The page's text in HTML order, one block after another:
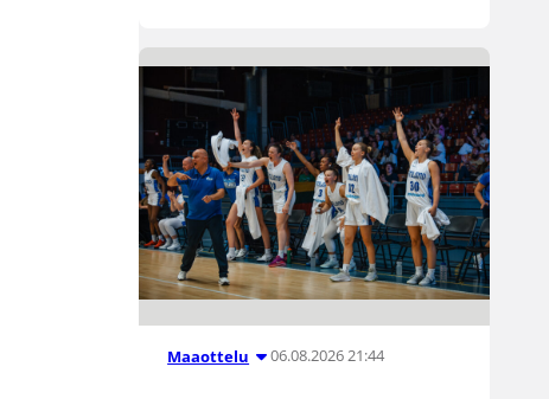
Maaottelu 06.08.2026 21:44